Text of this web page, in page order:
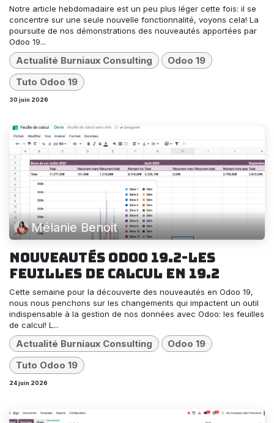
Notre article hebdomadaire est un peu plus léger cette fois: il se
concentre sur une seule nouvelle fonctionnalité, voyons cela! La
poursuite de nos démonstrations des nouveautés apportées par
Odoo 19...
Actualité Burniaux Consulting
Odoo 19
Tuto Odoo 19
30 juin 2026
Mélanie Benoit
Nouveautés Odoo 19.2-Les
feuilles de calcul en 19.2
Cette semaine pour la découverte des nouveautés en Odoo 19,
nous nous penchons sur les changements qui impactent un outil
indispensable à la gestion de nos données avec Odoo: les feuilles
de calcul! L...
Actualité Burniaux Consulting
Odoo 19
Tuto Odoo 19
24 juin 2026